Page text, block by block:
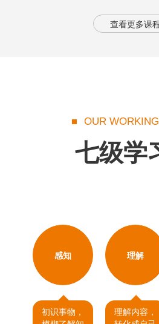
查看更多课
OUR
七级学
感知
初识事物，
理解
理解内容，